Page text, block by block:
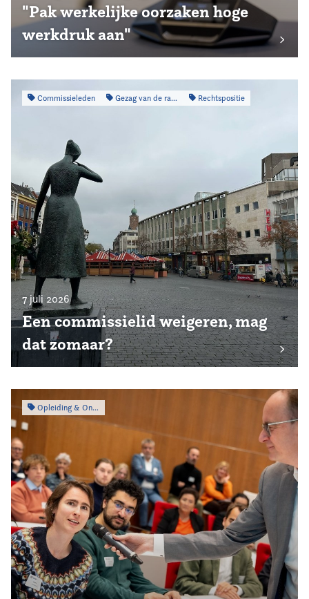
"Pak werkelijke oorzaken hoge
werkdruk aan"
Commissieleden Gezag van de raad Rechtspositie
7 juli 2026
Een commissielid weigeren, mag
dat zomaar?
Opleiding & Ontwikkeling